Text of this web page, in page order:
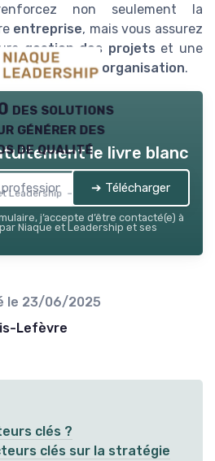
non seulement la
entreprise, mais vous assurez
gestion des projets et une
sein de votre organisation.
des solutions
générer des
de qualité
Leadership — 2026
le livre blanc
➔ Télécharger
j’accepte d’être contacté(e) à
Niaque et Leadership et ses
le 23/06/2025
Lefèvre
clés ?
clés sur la stratégie